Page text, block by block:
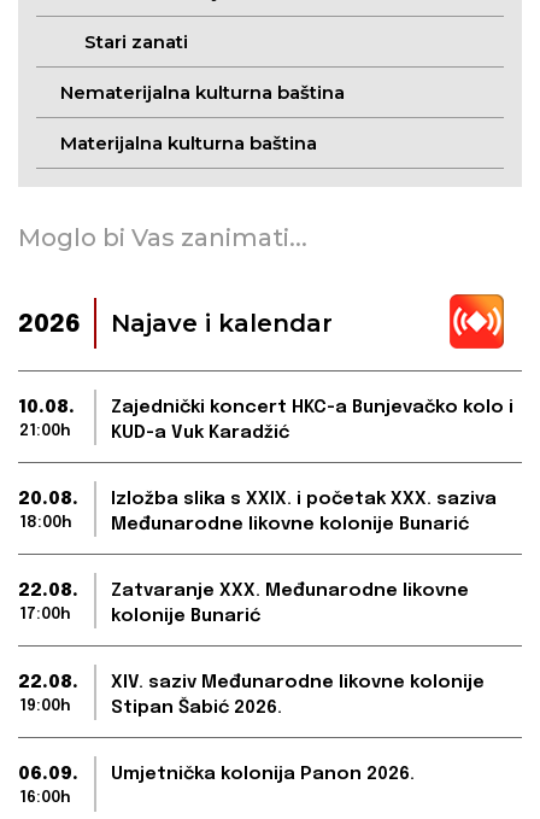
Stari zanati
Nematerijalna kulturna baština
Materijalna kulturna baština
Moglo bi Vas zanimati...
2026 Najave i kalendar
10.08.
21:00h
Zajednički koncert HKC-a Bunjevačko kolo i
KUD-a Vuk Karadžić
20.08.
18:00h
Izložba slika s XXIX. i početak XXX. saziva
Međunarodne likovne kolonije Bunarić
22.08.
17:00h
Zatvaranje XXX. Međunarodne likovne
kolonije Bunarić
22.08.
19:00h
XIV. saziv Međunarodne likovne kolonije
Stipan Šabić 2026.
06.09.
16:00h
Umjetnička kolonija Panon 2026.